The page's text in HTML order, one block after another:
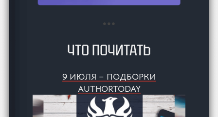
ЧТО ПОЧИТАТЬ
9 ИЮЛЯ – ПОДБОРКИ
AUTHORTODAY